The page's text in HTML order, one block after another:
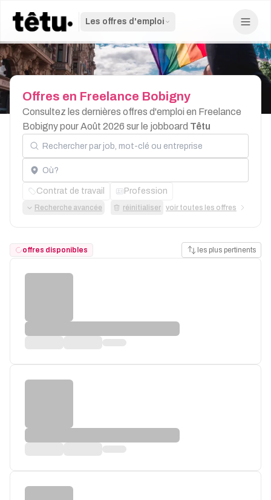
Les offres d'emploi
Offres en Freelance Bobigny
Consultez les dernières offres d'emploi en Freelance
Bobigny pour Août 2026 sur le jobboard Têtu
Rechercher par job, mot-clé ou entreprise
Localisation
Contrat de travail Profession
Recherche avancée réinitialiser voir toutes les offres
offres disponibles les plus pertinents